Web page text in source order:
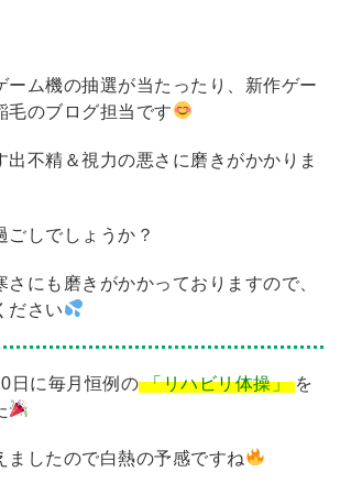
ーム機の抽選が当たったり、新作ゲー
毛のブログ担当です
出不精＆視力の悪さに磨きがかかりま
ごしでしょうか？
さにも磨きがかかっておりますので、
ださい
日に毎月恒例の 「リハビリ体操」 を
ましたので白熱の予感ですね